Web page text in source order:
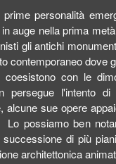
personalità
auge nella prima
gli antichi
contemporaneo dove
coesistono con le
persegue l'intento
alcune sue opere
possiamo ben
di più
architettonica